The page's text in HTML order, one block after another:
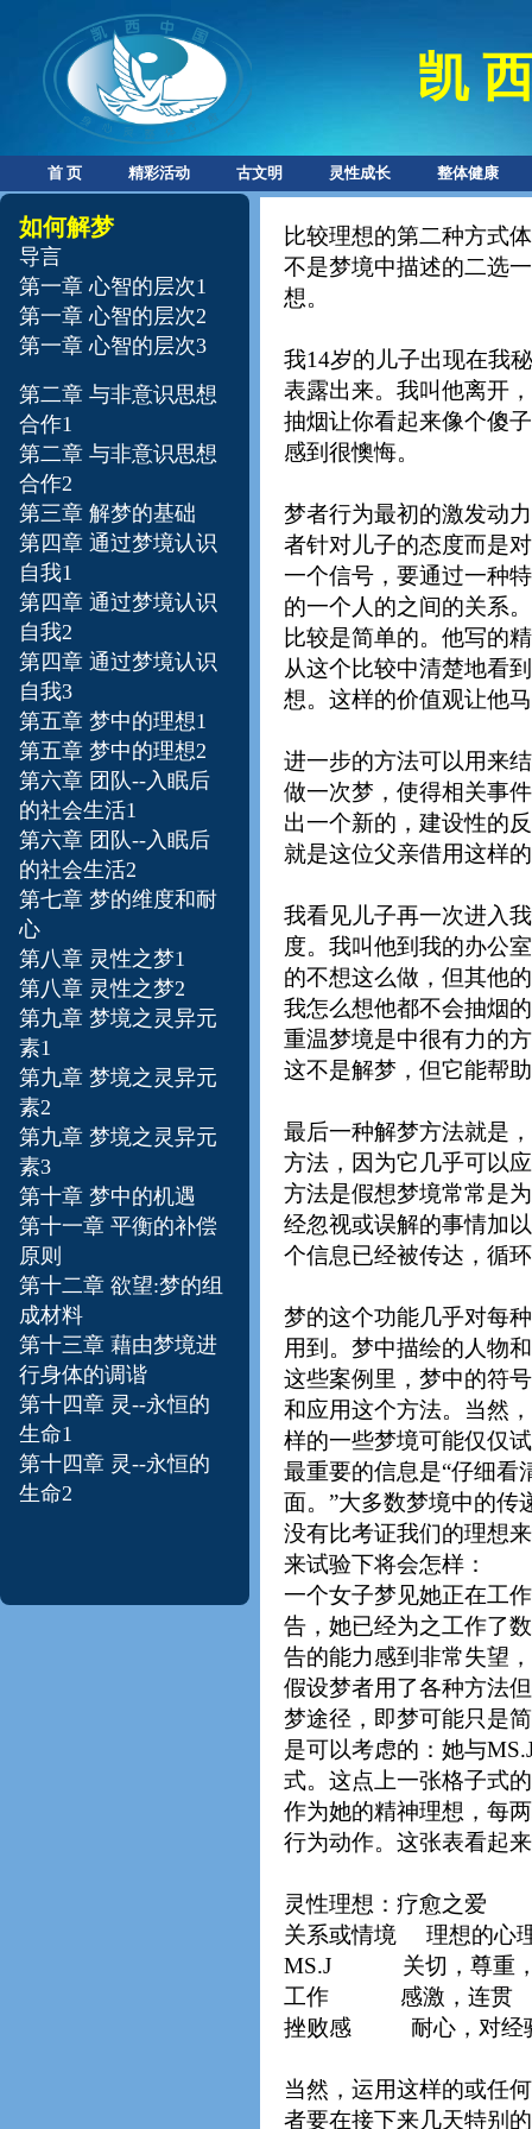
凯
首 页 精彩活动 古文明 灵性成长 整体健康
如何解梦
导言
第一章 心智的层次1
第一章 心智的层次2
第一章 心智的层次3
第二章 与非意识思想
合作1
第二章 与非意识思想
合作2
第三章 解梦的基础
第四章 通过梦境认识
自我1
第四章 通过梦境认识
自我2
第四章 通过梦境认识
自我3
第五章 梦中的理想1
第五章 梦中的理想2
第六章 团队--入眠后
的社会生活1
第六章 团队--入眠后
的社会生活2
第七章 梦的维度和耐
心
第八章 灵性之梦1
第八章 灵性之梦2
第九章 梦境之灵异元
素1
第九章 梦境之灵异元
素2
第九章 梦境之灵异元
素3
第十章 梦中的机遇
第十一章 平衡的补偿
原则
第十二章 欲望:梦的组
成材料
第十三章 藉由梦境进
行身体的调谐
第十四章 灵--永恒的
生命1
第十四章 灵--永恒的
生命2
比较理想的第二种方式
不是梦境中描述的二选
想。
我14岁的儿子出现在我
表露出来。我叫他离开
抽烟让你看起来像个傻
感到很懊悔。
梦者行为最初的激发动
者针对儿子的态度而是
一个信号，要通过一种
的一个人的之间的关系
比较是简单的。他写的
从这个比较中清楚地看
想。这样的价值观让他
进一步的方法可以用来
做一次梦，使得相关事
出一个新的，建设性的
就是这位父亲借用这样
我看见儿子再一次进入
度。我叫他到我的办公
的不想这么做，但其他
我怎么想他都不会抽烟
重温梦境是中很有力的
这不是解梦，但它能帮
最后一种解梦方法就是
方法，因为它几乎可以
方法是假想梦境常常是
经忽视或误解的事情加
个信息已经被传达，循
梦的这个功能几乎对每
用到。梦中描绘的人物
这些案例里，梦中的符
和应用这个方法。当然
样的一些梦境可能仅仅
最重要的信息是“仔细看
面。”大多数梦境中的传
没有比考证我们的理想
来试验下将会怎样：
一个女子梦见她正在工
告，她已经为之工作了
告的能力感到非常失望
假设梦者用了各种方法
梦途径，即梦可能只是
是可以考虑的：她与
式。这点上一张格子式
作为她的精神理想，每
行为动作。这张表看起
灵性理想：疗愈之爱
关系或情境 理想
MS.J 关切，尊重，
工作 感激，连贯 每
挫败感 耐心，对经
当然，运用这样的或任
者要在接下来几天特别